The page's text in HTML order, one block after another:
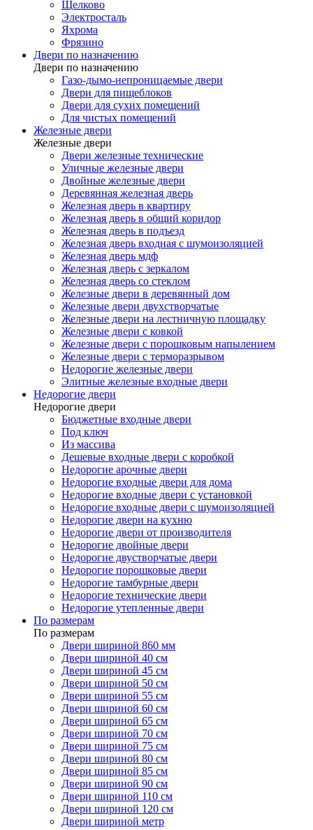
Щелково
Электросталь
Яхрома
Фрязино
Двери по назначению
Двери по назначению
Газо-дымо-непроницаемые двери
Двери для пищеблоков
Двери для сухих помещений
Для чистых помещений
Железные двери
Железные двери
Двери железные технические
Уличные железные двери
Двойные железные двери
Деревянная железная дверь
Железная дверь в квартиру
Железная дверь в общий коридор
Железная дверь в подъезд
Железная дверь входная с шумоизоляцией
Железная дверь мдф
Железная дверь с зеркалом
Железная дверь со стеклом
Железные двери в деревянный дом
Железные двери двухстворчатые
Железные двери на лестничную площадку
Железные двери с ковкой
Железные двери с порошковым напылением
Железные двери с терморазрывом
Недорогие железные двери
Элитные железные входные двери
Недорогие двери
Недорогие двери
Бюджетные входные двери
Под ключ
Из массива
Дешевые входные двери с коробкой
Недорогие арочные двери
Недорогие входные двери для дома
Недорогие входные двери с установкой
Недорогие входные двери с шумоизоляцией
Недорогие двери на кухню
Недорогие двери от производителя
Недорогие двойные двери
Недорогие двустворчатые двери
Недорогие порошковые двери
Недорогие тамбурные двери
Недорогие технические двери
Недорогие утепленные двери
По размерам
По размерам
Двери шириной 860 мм
Двери шириной 40 см
Двери шириной 45 см
Двери шириной 50 см
Двери шириной 55 см
Двери шириной 60 см
Двери шириной 65 см
Двери шириной 70 см
Двери шириной 75 см
Двери шириной 80 см
Двери шириной 85 см
Двери шириной 90 см
Двери шириной 110 см
Двери шириной 120 см
Двери шириной метр